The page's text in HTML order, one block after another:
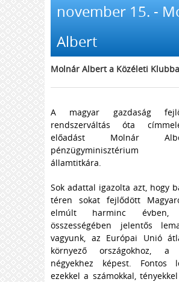
november 15. -
Albert
Molnár Albert a Közéleti
A magyar gazdaság
rendszerváltás óta
előadást Molnár
pénzügyminisztérium
államtitkára.
Sok adattal igazolta azt, hogy
téren sokat fejlődött
elmúlt harminc évben,
összességében jelentős
vagyunk, az Európai Unió
környező országokhoz, a
négyekhez képest. Fontos
ezekkel a számokkal,